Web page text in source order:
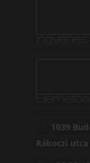
1039
Rákoczi utca